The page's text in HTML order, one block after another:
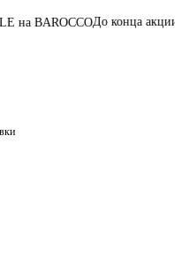
До конца акции06:05:48:44